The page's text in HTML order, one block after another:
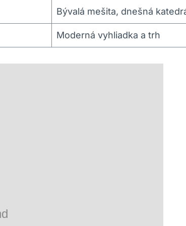
Bývalá mešita, dnešná
Moderná vyhliadka a trh